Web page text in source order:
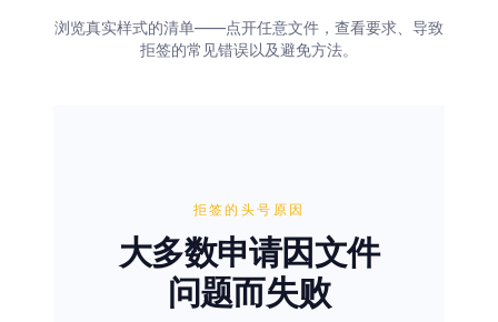
浏览真实样式的清单——点开任意文件，查看要求、导致
拒签的常见错误以及避免方法。
拒签的头号原因
大多数申请因文件
问题而失败